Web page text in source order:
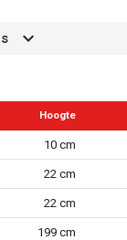
Hoogte
10 cm
22 cm
22 cm
199 cm